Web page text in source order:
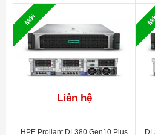
Riser 1
HPE ProLiant
Primary FIO Riser
Riser 2
HPE DL38X
Secondary Riser Kit
HPE Trusted
Plus Black Rivets Kit
Mới
Liên hệ
HPE Proliant DL380 Gen10 Plus